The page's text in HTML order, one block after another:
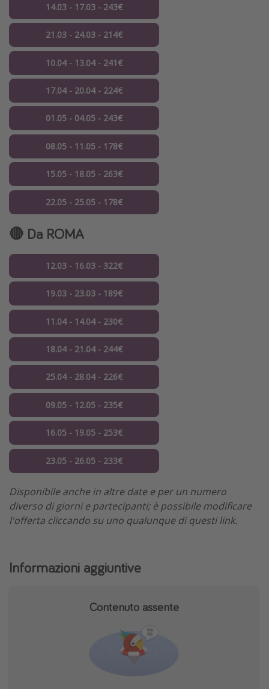
14.03 - 17.03 - 243€
21.03 - 24.03 - 214€
10.04 - 13.04 - 241€
17.04 - 20.04 - 224€
01.05 - 04.05 - 243€
08.05 - 11.05 - 178€
15.05 - 18.05 - 263€
22.05 - 25.05 - 178€
🔴 Da ROMA
12.03 - 16.03 - 322€
19.03 - 23.03 - 189€
11.04 - 14.04 - 230€
18.04 - 21.04 - 244€
25.04 - 28.04 - 226€
09.05 - 12.05 - 235€
16.05 - 19.05 - 253€
23.05 - 26.05 - 233€
Disponibile anche in altre date e per un numero
diverso di giorni e partecipanti; è possibile modificare
l'offerta cliccando su uno qualunque di questi link.
Informazioni aggiuntive
Contenuto assente